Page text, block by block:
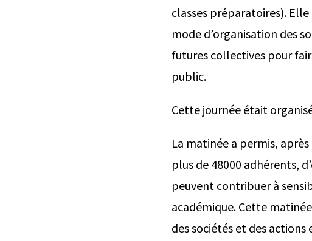
classes préparatoires).
mode d’organisation des
futures collectives pour
public.
Cette journée était
La matinée a permis,
plus de 48000 adhérents,
peuvent contribuer à
académique. Cette
des sociétés et des